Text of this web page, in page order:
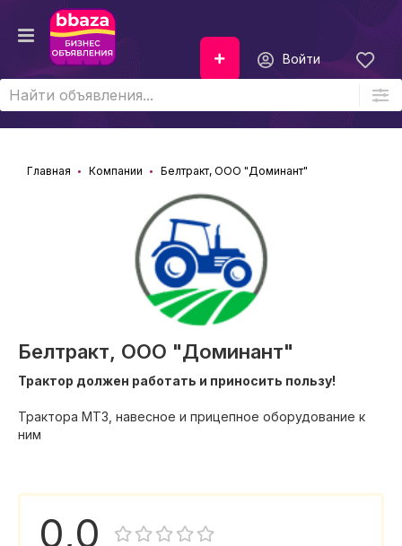
Войти
Главная Компании Белтракт, ООО "Доминант"
Белтракт, ООО "Доминант"
Трактор должен работать и приносить пользу!
Трактора МТЗ, навесное и прицепное оборудование к
ним
0,0